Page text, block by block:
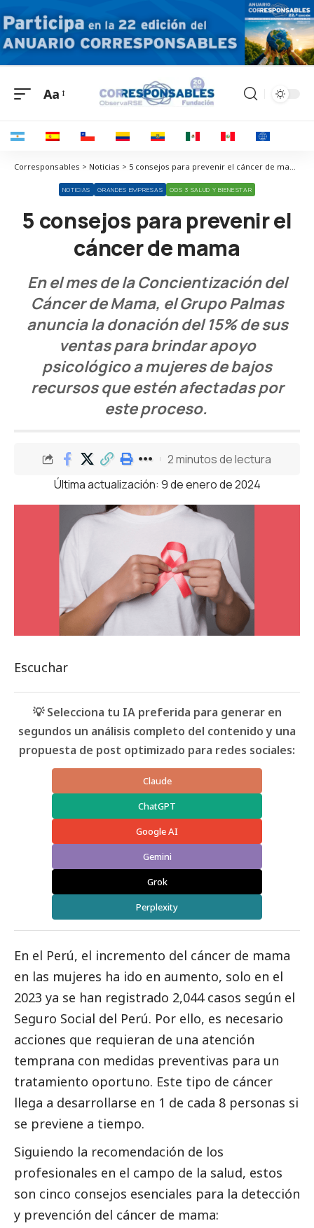
Aa
Corresponsables > Noticias > 5 consejos para prevenir el cáncer de mama
NOTICIAS GRANDES EMPRESAS ODS 3 SALUD Y BIENESTAR
5 consejos para prevenir el
cáncer de mama
En el mes de la Concientización del
Cáncer de Mama, el Grupo Palmas
anuncia la donación del 15% de sus
ventas para brindar apoyo
psicológico a mujeres de bajos
recursos que estén afectadas por
este proceso.
Última actualización: 9 de enero de 2024
2 minutos de lectura
Escuchar
💡 Selecciona tu IA preferida para generar en
segundos un análisis completo del contenido y una
propuesta de post optimizado para redes sociales:
Claude
ChatGPT
Google AI
Gemini
Grok
Perplexity
En el Perú, el incremento del cáncer de mama
en las mujeres ha ido en aumento, solo en el
2023 ya se han registrado 2,044 casos según el
Seguro Social del Perú. Por ello, es necesario
acciones que requieran de una atención
temprana con medidas preventivas para un
tratamiento oportuno. Este tipo de cáncer
llega a desarrollarse en 1 de cada 8 personas si
se previene a tiempo.
Siguiendo la recomendación de los
profesionales en el campo de la salud, estos
son cinco consejos esenciales para la detección
y prevención del cáncer de mama: